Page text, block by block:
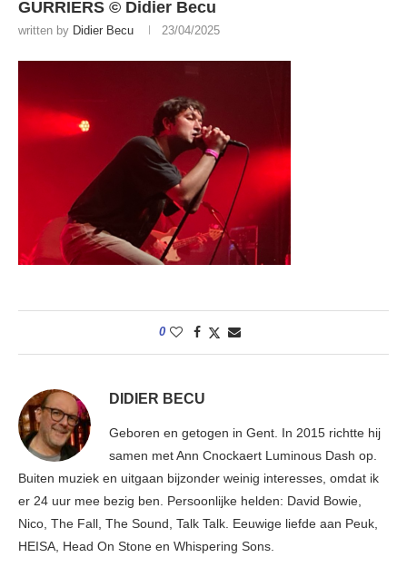
GURRIERS © Didier Becu
written by Didier Becu 23/04/2025
0
DIDIER BECU
Geboren en getogen in Gent. In 2015 richtte hij
samen met Ann Cnockaert Luminous Dash op.
Buiten muziek en uitgaan bijzonder weinig interesses, omdat ik
er 24 uur mee bezig ben. Persoonlijke helden: David Bowie,
Nico, The Fall, The Sound, Talk Talk. Eeuwige liefde aan Peuk,
HEISA, Head On Stone en Whispering Sons.